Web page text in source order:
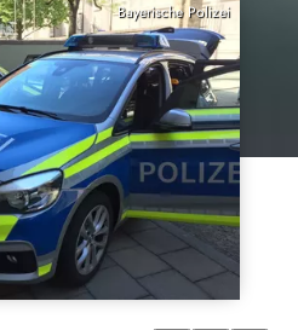
Bayerische Polizei